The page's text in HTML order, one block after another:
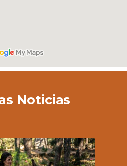
Noticias